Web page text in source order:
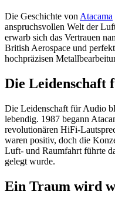
Die Geschichte von Atacama
anspruchsvollen Welt der
erwarb sich das Vertrauen
British Aerospace und
hochpräzisen
Die Leidenschaft
Die Leidenschaft für Audio
lebendig. 1987 begann
revolutionären HiFi-
waren positiv, doch die
Luft- und Raumfahrt führte
gelegt wurde.
Ein Traum wird